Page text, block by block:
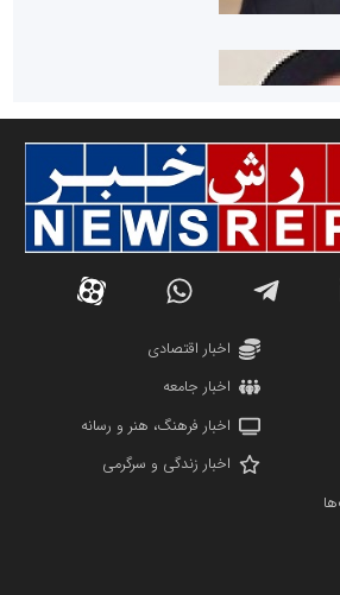
تجارت
فولاد در کشور
اخبار اقتصادی
اخبار جامعه
اخبار فرهنگ، هنر و رسانه
اخبار زندگی و سرگرمی